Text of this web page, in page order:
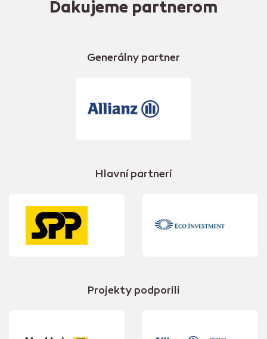
Ďakujeme partnerom
Generálny partner
Hlavní partneri
Projekty podporili